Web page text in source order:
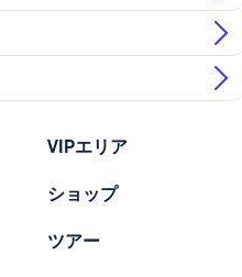
VIPエリア
ショップ
ツアー